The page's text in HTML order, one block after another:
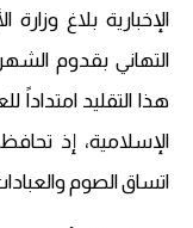
الإخبارية بلاغ
التهاني بقدوم
هذا التقليد امتداداً
الإسلامية، إذ
اتساق الصوم